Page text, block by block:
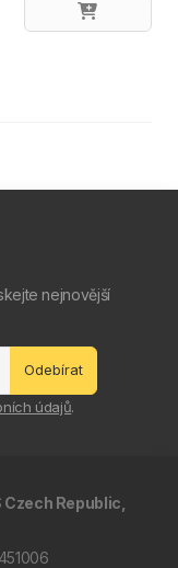
nejnovější
Odebírat
údajů.
Czech Republic,